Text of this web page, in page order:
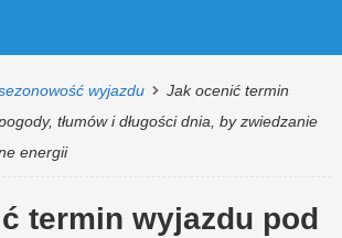
wyjazdu
Jak ocenić termin
tłumów i długości dnia, by zwiedzanie
energii
termin wyjazdu pod